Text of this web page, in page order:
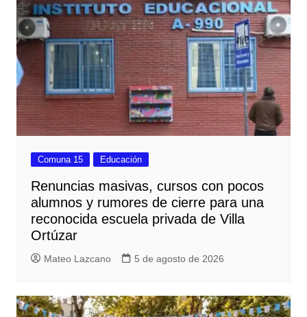
Comuna 15 Educación
Renuncias masivas, cursos con pocos
alumnos y rumores de cierre para una
reconocida escuela privada de Villa
Ortúzar
Mateo Lazcano 5 de agosto de 2026